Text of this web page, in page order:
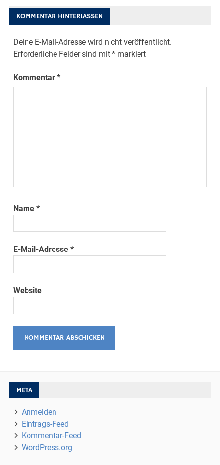
KOMMENTAR HINTERLASSEN
Deine E-Mail-Adresse wird nicht veröffentlicht.
Erforderliche Felder sind mit* markiert
Kommentar*
Name*
E-Mail-Adresse*
Website
META
Anmelden
Eintrags-Feed
Kommentar-Feed
WordPress.org